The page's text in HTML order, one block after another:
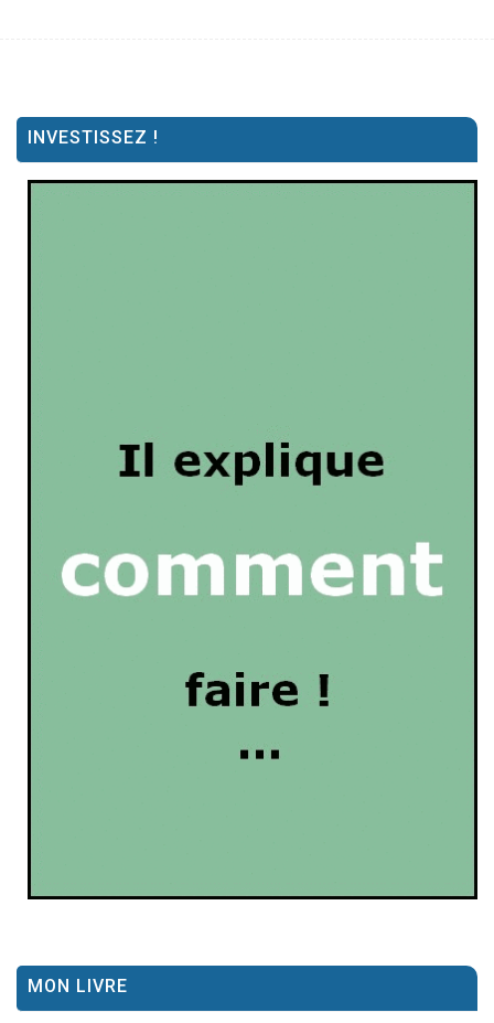
INVESTISSEZ !
MON LIVRE